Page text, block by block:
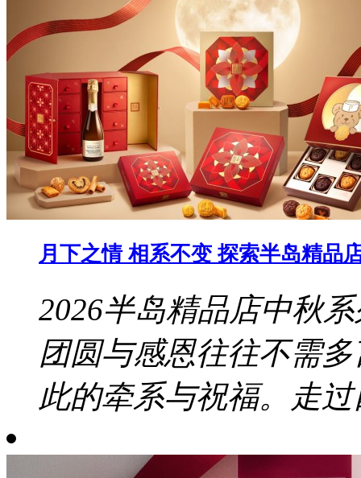
月下之情 相系不变 探索半岛精品
2026半岛精品店中秋
团圆与感恩往往不需
此的牵系与祝福。走